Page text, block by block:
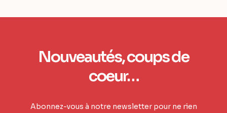
Nouveautés, coups de
coeur…
Abonnez-vous à notre newsletter pour ne rien